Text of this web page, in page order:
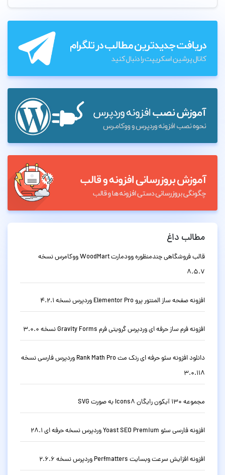
مطالب داغ
قالب فروشگاهی چندمنظوره وودمارت WoodMart ووکامرس نسخه
8.5.7
افزونه صفحه ساز المنتور پرو Elementor Pro وردپرس نسخه 4.2.1
افزونه فرم ساز حرفه ای وردپرس گرویتی فرم Gravity Forms نسخه 3.0.0
دانلود افزونه سئو حرفه ای رنک مث Rank Math Pro وردپرس فارسی نسخه
3.0.118
مجموعه 130 آیکون رایگان Icons8 به صورت SVG
افزونه فارسی سئو Yoast SEO Premium وردپرس نسخه حرفه ای 28.1
افزونه افزایش سرعت وبسایت Perfmatters وردپرس نسخه 2.6.6